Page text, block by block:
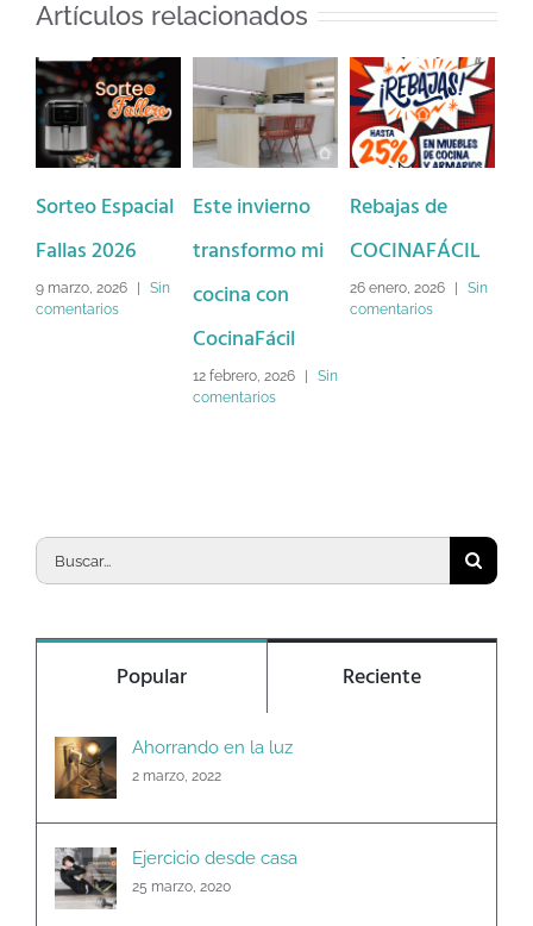
Artículos relacionados
Sorteo Espacial
Fallas 2026
9 marzo, 2026
Sin
comentarios
Este invierno
transformo mi
cocina con
CocinaFácil
12 febrero, 2026
Sin
comentarios
Rebajas de
COCINAFÁCIL
26 enero, 2026
Sin
comentarios
Buscar:
Popular Reciente
Ahorrando en la luz
2 marzo, 2022
Ejercicio desde casa
25 marzo, 2020